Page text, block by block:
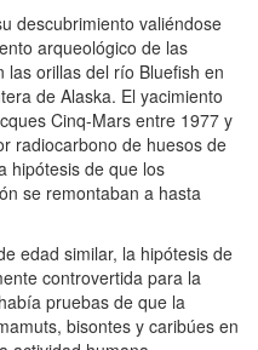
descubrimiento valiéndose
arqueológico de las
las orillas del río Bluefish en
de Alaska. El yacimiento
Cinq-Mars entre 1977 y
radiocarbono de huesos de
hipótesis de que los
se remontaban a hasta
edad similar, la hipótesis de
controvertida para la
pruebas de que la
bisontes y caribúes en